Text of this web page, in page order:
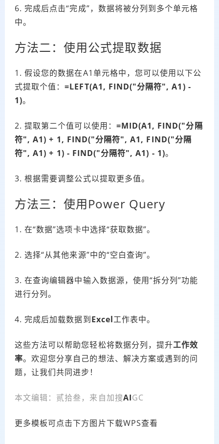
6. 完成后点击“完成”，数据将被分列到多个单元格
中。
方法二：使用公式提取数据
1. 假设您的数据在A1单元格中，您可以使用以下公
式提取个值：=LEFT(A1, FIND("分隔符", A1) -
1)。
2. 提取第二个值可以使用： =MID(A1, FIND("分隔
符", A1) + 1, FIND("分隔符", A1, FIND("分隔
符", A1) + 1) - FIND("分隔符", A1) - 1)。
3. 根据需要调整公式以提取更多值。
方法三：使用Power Query
1. 在“数据”选项卡中选择“获取数据”。
2. 选择“从其他来源”中的“空白查询”。
3. 在查询编辑器中输入数据源，使用“拆分列”功能
进行分列。
4. 完成后加载数据到Excel工作表中。
这些方法可以帮助您轻松将数据分列，提升工作效
率。欢迎您分享自己的想法、解决方案或遇到的问
题，让我们共同进步！
本文编辑：贰拾叁，来自加搜AIGC
更多模板可点击下方图片下载WPS查看